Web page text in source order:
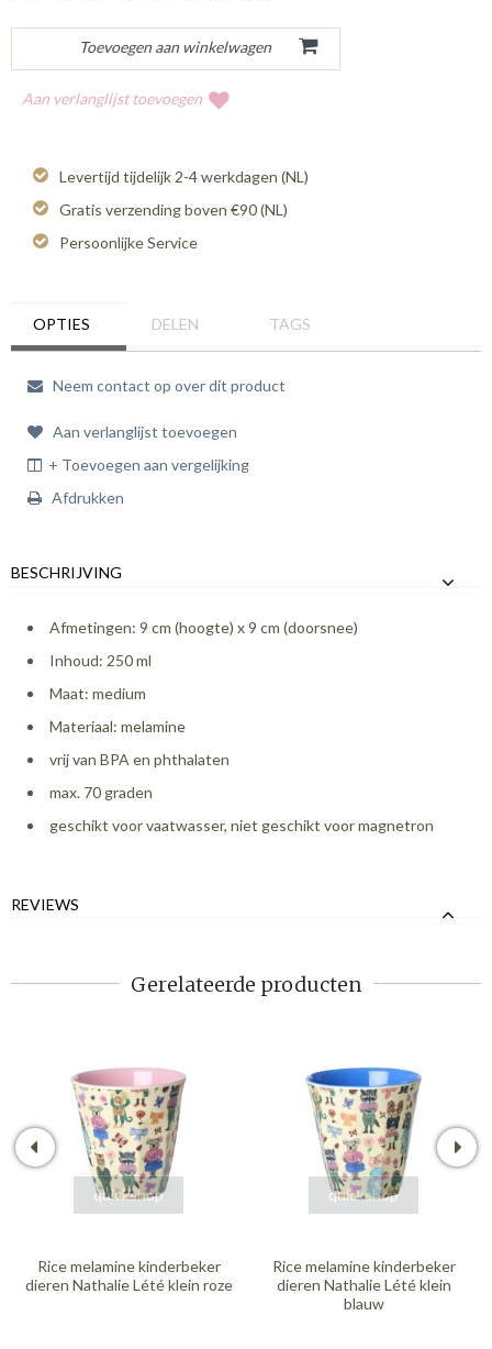
Aan verlanglijst toevoegen
Levertijd tijdelijk 2-4 werkdagen (NL)
Gratis verzending boven €90 (NL)
Persoonlijke Service
OPTIES DELEN TAGS
Neem contact op over dit product
Aan verlanglijst toevoegen
+ Toevoegen aan vergelijking
Afdrukken
BESCHRIJVING
Afmetingen: 9 cm (hoogte) x 9 cm (doorsnee)
Inhoud: 250 ml
Maat: medium
Materiaal: melamine
vrij van BPA en phthalaten
max. 70 graden
geschikt voor vaatwasser, niet geschikt voor magnetron
REVIEWS
Gerelateerde producten
quickshop
Rice melamine kinderbeker
dieren Nathalie Lété klein roze
quickshop
Rice melamine kinderbeker
dieren Nathalie Lété klein
blauw